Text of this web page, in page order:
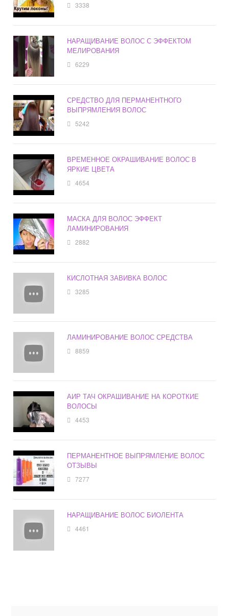
3338
НАРАЩИВАНИЕ ВОЛОС С ЭФФЕКТОМ
МЕЛИРОВАНИЯ
6229
СРЕДСТВО ДЛЯ ПЕРМАНЕНТНОГО
ВЫПРЯМЛЕНИЯ ВОЛОС
5242
ВРЕМЕННОЕ ОКРАШИВАНИЕ ВОЛОС В
ЯРКИЕ ЦВЕТА
4654
МАСКА ДЛЯ ВОЛОС ЭФФЕКТ
ЛАМИНИРОВАНИЯ
2882
КИСЛОТНАЯ ЗАВИВКА ВОЛОС
3285
ЛАМИНИРОВАНИЕ ВОЛОС СРЕДСТВА
8859
АИР ТАЧ ОКРАШИВАНИЕ НА КОРОТКИЕ
ВОЛОСЫ
4453
ПЕРМАНЕНТНОЕ ВЫПРЯМЛЕНИЕ ВОЛОС
ОТЗЫВЫ
7277
НАРАЩИВАНИЕ ВОЛОС БИОЛЕНТА
4461